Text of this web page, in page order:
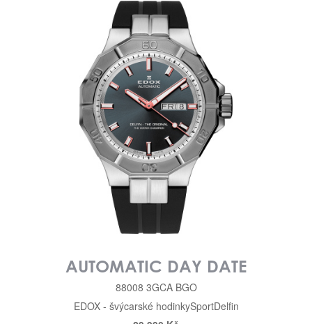
AUTOMATIC DAY DATE
88008 3GCA BGO
EDOX - švýcarské hodinkySportDelfin